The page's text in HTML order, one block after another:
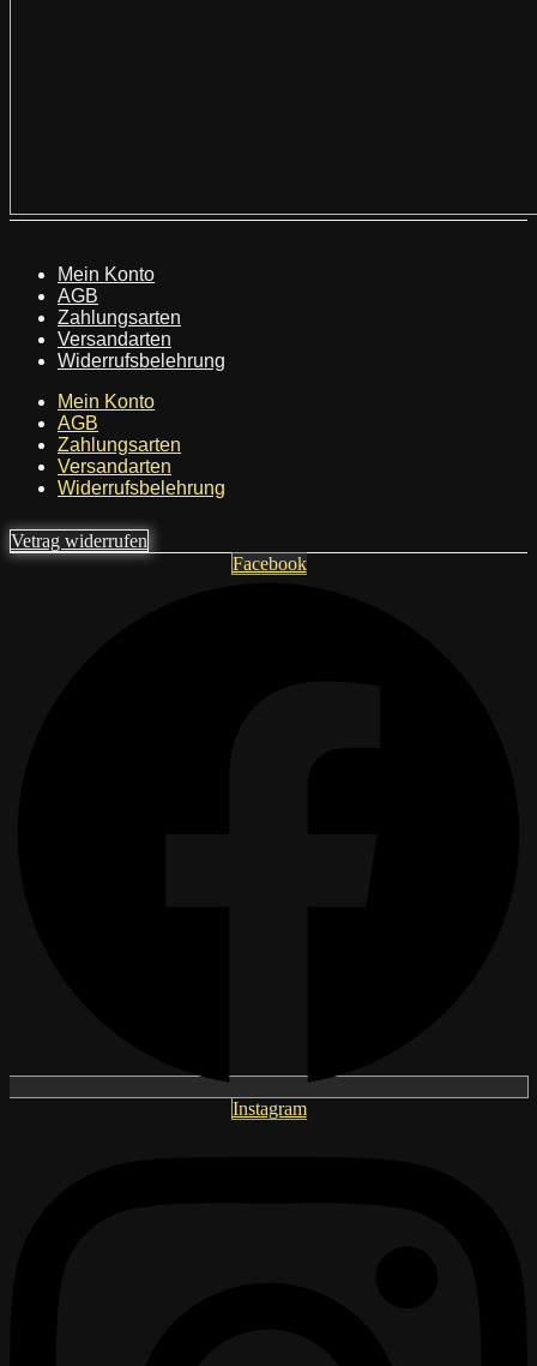
Mein Konto
AGB
Zahlungsarten
Versandarten
Widerrufsbelehrung
Mein Konto
AGB
Zahlungsarten
Versandarten
Widerrufsbelehrung
Vetrag widerrufen
Facebook
Instagram